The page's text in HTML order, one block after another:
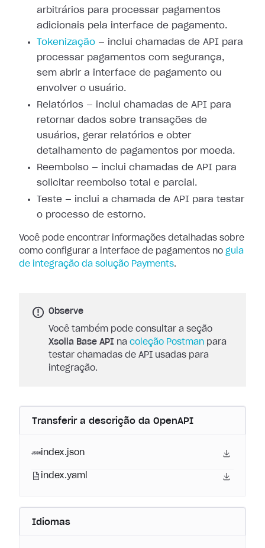
arbitrários para processar pagamentos
adicionais pela interface de pagamento.
Tokenização — inclui chamadas de API para
processar pagamentos com segurança,
sem abrir a interface de pagamento ou
envolver o usuário.
Relatórios — inclui chamadas de API para
retornar dados sobre transações de
usuários, gerar relatórios e obter
detalhamento de pagamentos por moeda.
Reembolso — inclui chamadas de API para
solicitar reembolso total e parcial.
Teste — inclui a chamada de API para testar
o processo de estorno.
Você pode encontrar informações detalhadas sobre
como configurar a interface de pagamentos no guia
de integração da solução Payments.
Observe
Você também pode consultar a seção
Xsolla Base API na coleção Postman para
testar chamadas de API usadas para
integração.
Transferir a descrição da OpenAPI
index.json
index.yaml
Idiomas